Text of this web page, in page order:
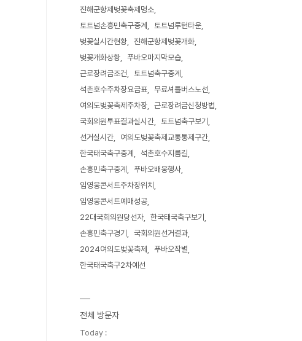
진해군항제벚꽃축제명소
토트넘손흥민축구중계
토트넘루턴타운
벚꽃실시간현황
진해군항제벚꽃개화
벚꽃개화상황
푸바오마지막모습
근로장려금조건
토트넘축구중계
석촌호수주차장요금표
무료셔틀버스노선
여의도벚꽃축제주차장
근로장려금신청방법
국회의원투표결과실시간
토트넘축구보기
선거실시간
여의도벚꽃축제교통통제구간
한국태국축구중계
석촌호수지름길
손흥민축구중계
푸바오배웅행사
임영웅콘서트주차장위치
임영웅콘서트예매성공
22대국회의원당선자
한국태국축구보기
손흥민축구경기
국회의원선거결과
2024여의도벚꽃축제
푸바오작별
한국태국축구2차예선
전체 방문자
Today :